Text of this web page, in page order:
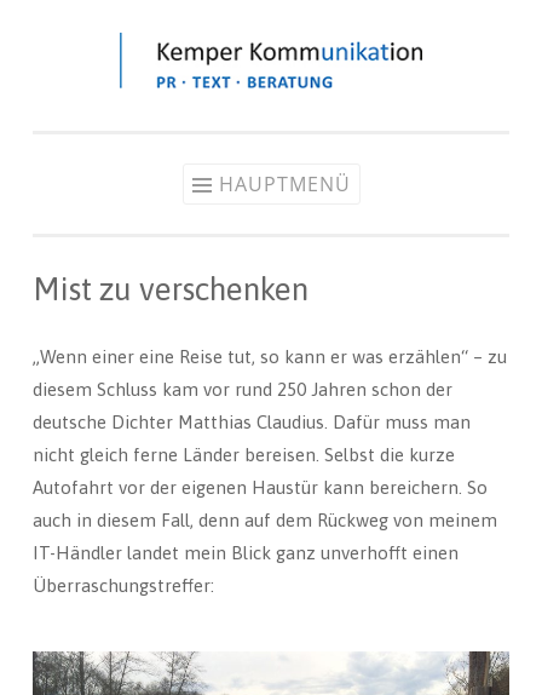
HAUPTMENÜ
Mist zu verschenken
„Wenn einer eine Reise tut, so kann er was erzählen“ – zu
diesem Schluss kam vor rund 250 Jahren schon der
deutsche Dichter Matthias Claudius. Dafür muss man
nicht gleich ferne Länder bereisen. Selbst die kurze
Autofahrt vor der eigenen Haustür kann bereichern. So
auch in diesem Fall, denn auf dem Rückweg von meinem
IT-Händler landet mein Blick ganz unverhofft einen
Überraschungstreffer: